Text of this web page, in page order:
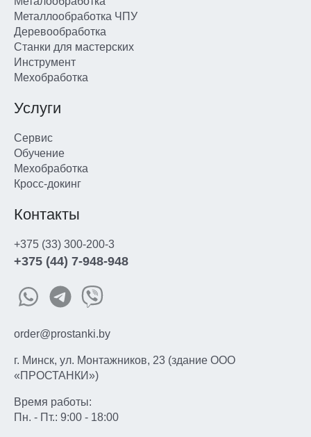
Металлообработка ЧПУ
Деревообработка
Станки для мастерских
Инструмент
Мехобработка
Услуги
Сервис
Обучение
Мехобработка
Кросс-докинг
Контакты
+375 (33) 300-200-3
+375 (44) 7-948-948
order@prostanki.by
г. Минск, ул. Монтажников, 23 (здание ООО
«ПРОСТАНКИ»)
Время работы:
Пн. - Пт.: 9:00 - 18:00